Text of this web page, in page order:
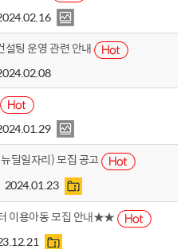
팅 운영 관련 안내
딜일자리) 모집 공고
2024.01.23
이용아동 모집 안내★★